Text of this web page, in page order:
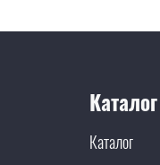
Каталог
Каталог